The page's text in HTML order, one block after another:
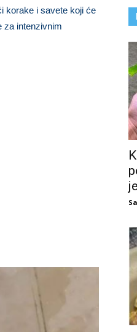
korake i savete koji će
za intenzivnim